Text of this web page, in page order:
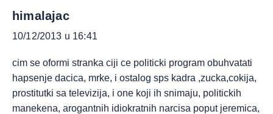
himalajac
10/12/2013 u 16:41
cim se oformi stranka ciji ce politicki program obuhvatati
hapsenje dacica, mrke, i ostalog sps kadra ,zucka,cokija,
prostitutki sa televizija, i one koji ih snimaju, politickih
manekena, arogantnih idiokratnih narcisa poput jeremica,